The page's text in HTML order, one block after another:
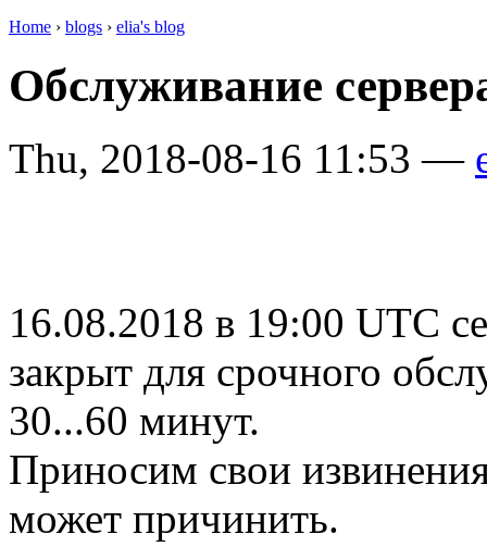
Home › blogs › elia's blog
Обслуживание
Thu, 2018-08-16 11:53 —
16.08.2018 в 19:00 UTC
закрыт для срочного
30...60 минут.
Приносим свои
может причинить.